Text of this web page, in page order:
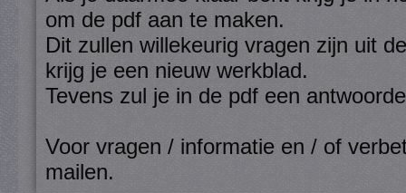
om de pdf aan te maken.
Dit zullen willekeurig vragen zijn uit
krijg je een nieuw werkblad.
Tevens zul je in de pdf een
Voor vragen / informatie en / of
mailen.